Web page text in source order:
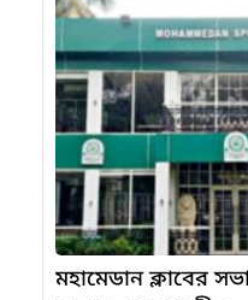
মহামেডান ক্লাবের